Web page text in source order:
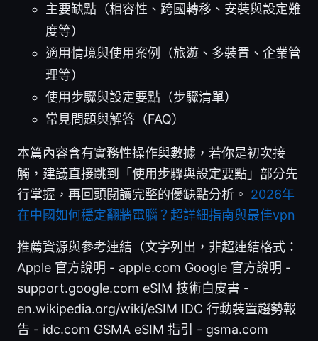
主要缺點（相容性、跨國轉移、安裝與設定難
度等）
適用情境與使用案例（旅遊、多裝置、企業管
理等）
使用步驟與設定要點（步驟清單）
常見問題與解答（FAQ）
本篇內容含有實務性操作與數據，若你是初次接
觸，建議直接跳到「使用步驟與設定要點」部分先
行掌握，再回頭閱讀完整的優缺點分析。 2026年
在中國如何穩定翻牆電腦？超詳細指南與最佳vpn
推薦資源與參考連結（文字列出，非超連結格式：
Apple 官方說明 - apple.com Google 官方說明 -
support.google.com eSIM 技術白皮書 -
en.wikipedia.org/wiki/eSIM IDC 行動裝置趨勢報
告 - idc.com GSMA eSIM 指引 - gsma.com